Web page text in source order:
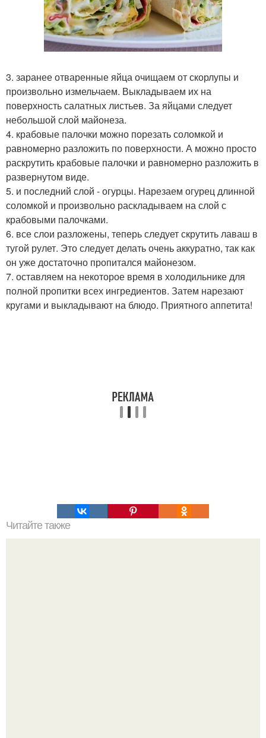
3. заранее отваренные яйца очищаем от скорлупы и
произвольно измельчаем. Выкладываем их на
поверхность салатных листьев. За яйцами следует
небольшой слой майонеза.
4. крабовые палочки можно порезать соломкой и
равномерно разложить по поверхности. А можно просто
раскрутить крабовые палочки и равномерно разложить в
развернутом виде.
5. и последний слой - огурцы. Нарезаем огурец длинной
соломкой и произвольно раскладываем на слой с
крабовыми палочками.
6. все слои разложены, теперь следует скрутить лаваш в
тугой рулет. Это следует делать очень аккуратно, так как
он уже достаточно пропитался майонезом.
7. оставляем на некоторое время в холодильнике для
полной пропитки всех ингредиентов. Затем нарезают
кругами и выкладывают на блюдо. Приятного аппетита!
Читайте также